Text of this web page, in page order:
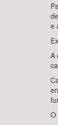
e
A
O